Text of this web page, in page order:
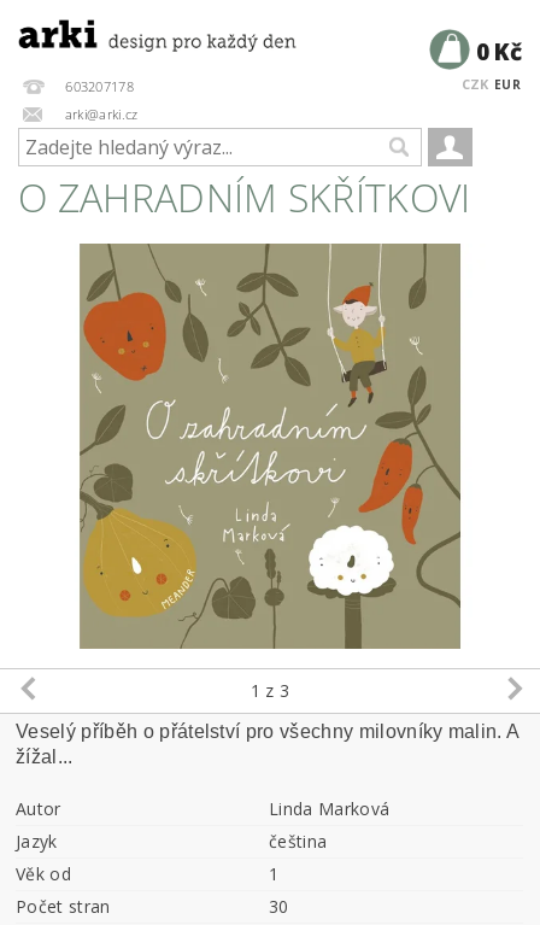
603207178
arki@arki.cz
CZK EUR
0 Kč
O ZAHRADNÍM SKŘÍTKOVI
1 z 3
Veselý příběh o přátelství pro všechny milovníky malin. A
žížal...
Autor
Linda Marková
Jazyk
čeština
Věk od
1
Počet stran
30